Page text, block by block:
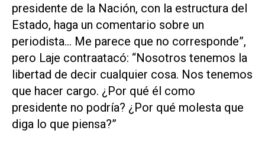
presidente de la Nación, con la estructura del
Estado, haga un comentario sobre un
periodista... Me parece que no corresponde”,
pero Laje contraatacó: “Nosotros tenemos la
libertad de decir cualquier cosa. Nos tenemos
que hacer cargo. ¿Por qué él como
presidente no podría? ¿Por qué molesta que
diga lo que piensa?”